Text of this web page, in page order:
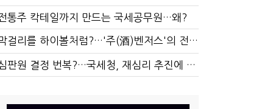
통주 칵테일까지 만드는 국세공무원…왜?
막걸리를 하이볼처럼?…'주(酒)벤저스'의 전통주 즐기는 법
심판원 결정 번복?…국세청, 재심리 추진에 납세자 부담 우려